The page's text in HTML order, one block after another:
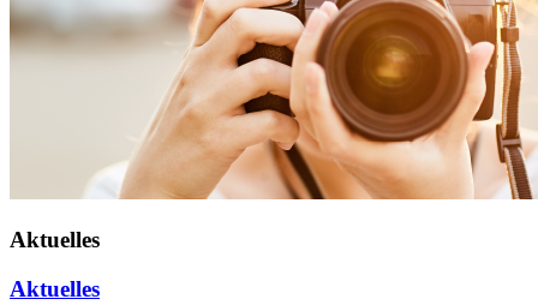
Aktuelles
Aktuelles